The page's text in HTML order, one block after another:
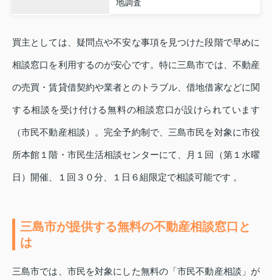
地調査
買主としては、疑問点や不安な事項を見つけた段階で早めに
相談窓口を利用するのが安心です。特に三島市では、不動産
の売買・賃貸借契約や業者とのトラブル、借地借家などに関
する相談を受け付ける無料の相談窓口が設けられています
（市民不動産相談）。完全予約制で、三島市民を対象に市役
所本館１階・市民生活相談センターにて、月１回（第１水曜
日）開催、１回３０分、１日６組限定で相談可能です 。
三島市が提供する無料の不動産相談窓口と
は
三島市では、市民を対象にした無料の「市民不動産相談」が